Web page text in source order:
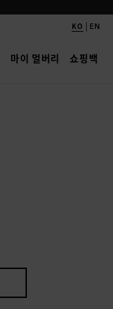
KO | EN
마이 멀버리 쇼핑백